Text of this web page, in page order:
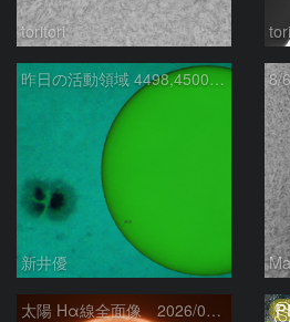
toritori
昨日の活動領域 4498,4500：2026/08/05
新井優
太陽 Hα線全面像 2026/08/06